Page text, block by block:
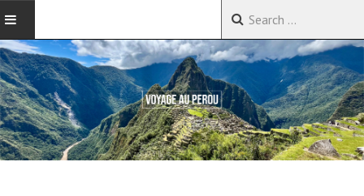
ACCUEIL
VOYAGES EN CHINE
VOYAGES EN ASIE